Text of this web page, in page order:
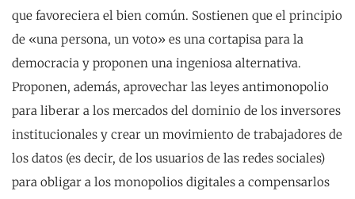
que favoreciera el bien común. Sostienen que el principio
de «una persona, un voto» es una cortapisa para la
democracia y proponen una ingeniosa alternativa.
Proponen, además, aprovechar las leyes antimonopolio
para liberar a los mercados del dominio de los inversores
institucionales y crear un movimiento de trabajadores de
los datos (es decir, de los usuarios de las redes sociales)
para obligar a los monopolios digitales a compensarlos